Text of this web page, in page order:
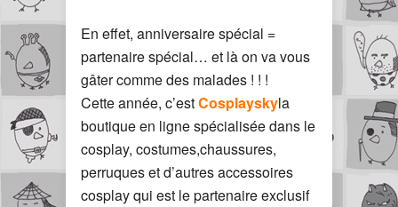
En effet, anniversaire spécial =
partenaire spécial… et là on va vous
gâter comme des malades ! ! !
Cette année, c’estCosplayskyla
boutique en ligne spécialisée dans le
cosplay, costumes,chaussures,
perruques et d’autres accessoires
cosplay qui est le partenaire exclusif